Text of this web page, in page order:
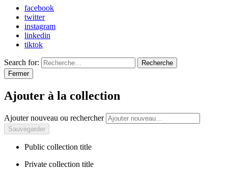
facebook
twitter
instagram
linkedin
tiktok
Search for:
Recherche
Fermer
Ajouter à la collection
Ajouter nouveau ou rechercher
Public collection title
Private collection title